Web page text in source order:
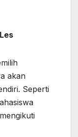
akan
Seperti